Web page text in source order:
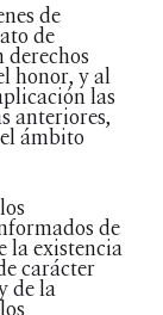
de
de
honor, y al
las
anteriores,
ámbito
de
la existencia
carácter
de la